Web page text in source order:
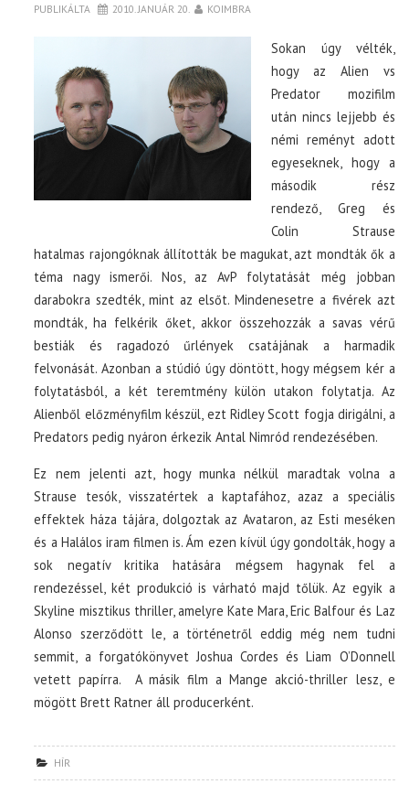
PUBLIKÁLTA 2010. JANUÁR 20. KOIMBRA
Sokan úgy vélték,
hogy az Alien vs
Predator mozifilm
után nincs lejjebb és
némi reményt adott
egyeseknek, hogy a
második rész
rendező, Greg és
Colin Strause
hatalmas rajongóknak állították be magukat, azt mondták ők a
téma nagy ismerői. Nos, az AvP folytatását még jobban
darabokra szedték, mint az elsőt. Mindenesetre a fivérek azt
mondták, ha felkérik őket, akkor összehozzák a savas vérű
bestiák és ragadozó űrlények csatájának a harmadik
felvonását. Azonban a stúdió úgy döntött, hogy mégsem kér a
folytatásból, a két teremtmény külön utakon folytatja. Az
Alienből előzményfilm készül, ezt Ridley Scott fogja dirigálni, a
Predators pedig nyáron érkezik Antal Nimród rendezésében.
Ez nem jelenti azt, hogy munka nélkül maradtak volna a
Strause tesók, visszatértek a kaptafához, azaz a speciális
effektek háza tájára, dolgoztak az Avataron, az Esti meséken
és a Halálos iram filmen is. Ám ezen kívül úgy gondolták, hogy a
sok negatív kritika hatására mégsem hagynak fel a
rendezéssel, két produkció is várható majd tőlük. Az egyik a
Skyline misztikus thriller, amelyre Kate Mara, Eric Balfour és Laz
Alonso szerződött le, a történetről eddig még nem tudni
semmit, a forgatókönyvet Joshua Cordes és Liam O’Donnell
vetett papírra. A másik film a Mange akció-thriller lesz, e
mögött Brett Ratner áll producerként.
HÍR